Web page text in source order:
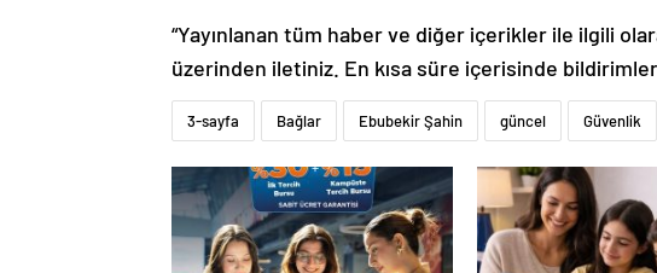
“Yayınlanan tüm haber ve diğer içerikler ile ilgili
üzerinden iletiniz. En kısa süre içerisinde
3-sayfa Bağlar Ebubekir Şahin güncel Güvenlik